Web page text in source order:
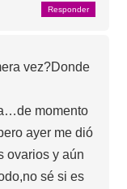
Responder
vez?Donde
momento
ayer me dió
ovarios y aún
sé si es